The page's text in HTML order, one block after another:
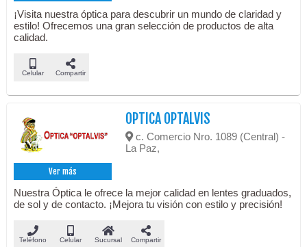
¡Visita nuestra óptica para descubrir un mundo de claridad y
estilo! Ofrecemos una gran selección de productos de alta
calidad.
Celular Compartir
Ver más
OPTICA OPTALVIS
c. Comercio Nro. 1089 (Central) -
La Paz,
Nuestra Óptica le ofrece la mejor calidad en lentes graduados,
de sol y de contacto. ¡Mejora tu visión con estilo y precisión!
Teléfono Celular Sucursal Compartir